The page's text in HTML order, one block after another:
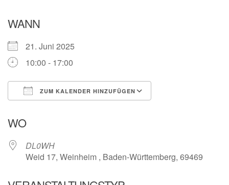
WANN
21. Juni 2025
10:00 - 17:00
ZUM KALENDER HINZUFÜGEN
WO
DL0WH
Weid 17, Weinheim , Baden-Württemberg, 69469